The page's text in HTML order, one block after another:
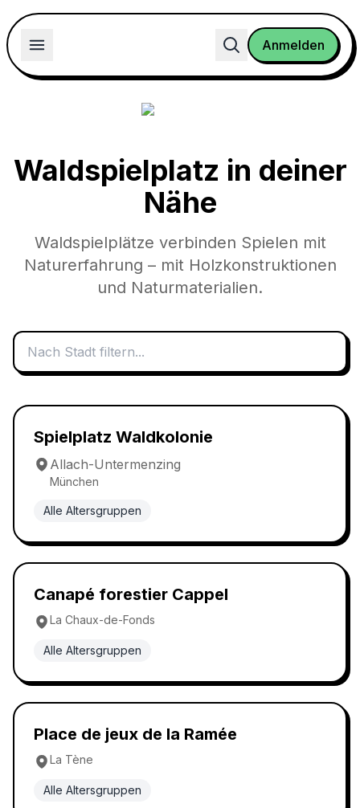
Anmelden
Waldspielplatz in deiner
Nähe
Waldspielplätze verbinden Spielen mit
Naturerfahrung – mit Holzkonstruktionen
und Naturmaterialien.
Waldspielplatz
Spielplatz Waldkolonie
Allach-Untermenzing
München
Alle Altersgruppen
Waldspielplatz
Canapé forestier Cappel
La Chaux-de-Fonds
Alle Altersgruppen
Waldspielplatz
Place de jeux de la Ramée
La Tène
Alle Altersgruppen